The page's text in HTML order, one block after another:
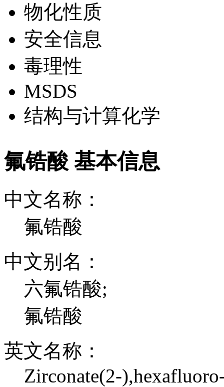
物化性质
安全信息
毒理性
MSDS
结构与计算化学
氟锆酸 基本信息
中文名称：
氟锆酸
中文别名：
六氟锆酸;
氟锆酸
英文名称：
Zirconate(2-